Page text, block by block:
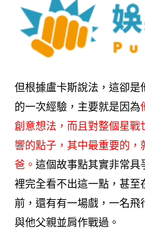
但根據盧卡斯說法，這卻是
的一次經驗，主要就是因為
創意想法，而且對整個星戰
響的點子，其中最重要的，
爸。 這個故事點其實非常具
裡完全看不出這一點，甚至
前，還有有一場戲，一名飛
與他父親並肩作戰過。